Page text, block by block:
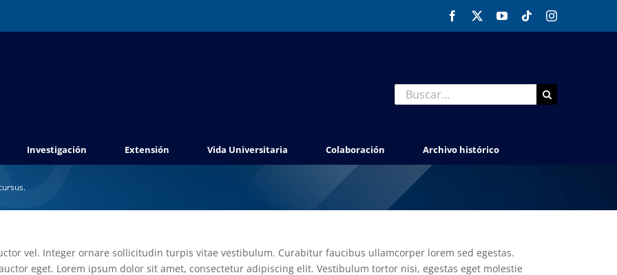
Facebook YouTubeTiktokInstagram
Buscar:
Investigación Extensión Vida Universitaria Colaboración Archivo histórico
vel. Integer ornare sollicitudin turpis vitae vestibulum. Curabitur faucibus ullamcorper lorem sed egestas.
eget. Lorem ipsum dolor sit amet, consectetur adipiscing elit. Vestibulum tortor nisi, egestas eget molestie